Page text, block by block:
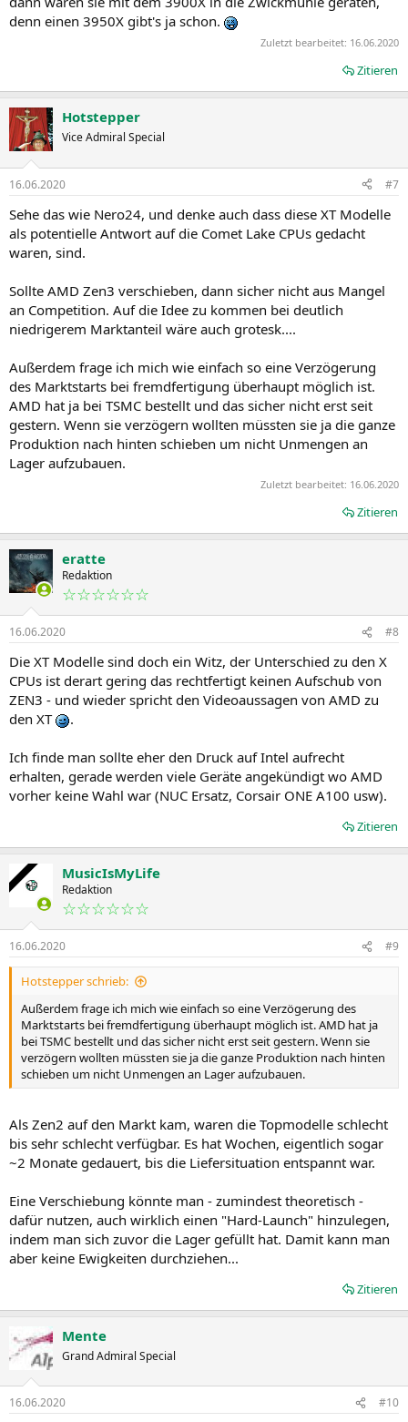
denn einen 3950X gibt's ja schon.
Zuletzt bearbeitet: 16.06.2020
Zitieren
Hotstepper
Vice Admiral Special
16.06.2020 #7
Sehe das wie Nero24, und denke auch dass diese XT Modelle
als potentielle Antwort auf die Comet Lake CPUs gedacht
waren, sind.
Sollte AMD Zen3 verschieben, dann sicher nicht aus Mangel
an Competition. Auf die Idee zu kommen bei deutlich
niedrigerem Marktanteil wäre auch grotesk....
Außerdem frage ich mich wie einfach so eine Verzögerung
des Marktstarts bei fremdfertigung überhaupt möglich ist.
AMD hat ja bei TSMC bestellt und das sicher nicht erst seit
gestern. Wenn sie verzögern wollten müssten sie ja die ganze
Produktion nach hinten schieben um nicht Unmengen an
Lager aufzubauen.
Zuletzt bearbeitet: 16.06.2020
Zitieren
eratte
Redaktion
☆☆☆☆☆☆
16.06.2020 #8
Die XT Modelle sind doch ein Witz, der Unterschied zu den X
CPUs ist derart gering das rechtfertigt keinen Aufschub von
ZEN3 - und wieder spricht den Videoaussagen von AMD zu
den XT
.
Ich finde man sollte eher den Druck auf Intel aufrecht
erhalten, gerade werden viele Geräte angekündigt wo AMD
vorher keine Wahl war (NUC Ersatz, Corsair ONE A100 usw).
Zitieren
MusicIsMyLife
Redaktion
☆☆☆☆☆☆
16.06.2020 #9
Hotstepper schrieb:
Außerdem frage ich mich wie einfach so eine Verzögerung des
Marktstarts bei fremdfertigung überhaupt möglich ist. AMD hat ja
bei TSMC bestellt und das sicher nicht erst seit gestern. Wenn sie
verzögern wollten müssten sie ja die ganze Produktion nach hinten
schieben um nicht Unmengen an Lager aufzubauen.
Als Zen2 auf den Markt kam, waren die Topmodelle schlecht
bis sehr schlecht verfügbar. Es hat Wochen, eigentlich sogar
~2 Monate gedauert, bis die Liefersituation entspannt war.
Eine Verschiebung könnte man - zumindest theoretisch -
dafür nutzen, auch wirklich einen "Hard-Launch" hinzulegen,
indem man sich zuvor die Lager gefüllt hat. Damit kann man
aber keine Ewigkeiten durchziehen...
Zitieren
Mente
Grand Admiral Special
16.06.2020 #10